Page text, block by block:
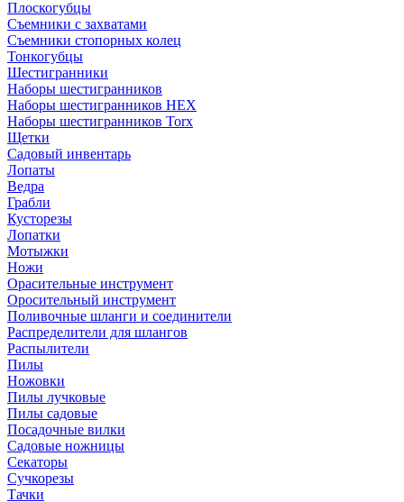
Плоскогубцы
Съемники с захватами
Съемники стопорных колец
Тонкогубцы
Шестигранники
Наборы шестигранников
Наборы шестигранников HEX
Наборы шестигранников Torx
Щетки
Садовый инвентарь
Лопаты
Ведра
Грабли
Кусторезы
Лопатки
Мотыжки
Ножи
Орасительные инструмент
Оросительный инструмент
Поливочные шланги и соединители
Распределители для шлангов
Распылители
Пилы
Ножовки
Пилы лучковые
Пилы садовые
Посадочные вилки
Садовые ножницы
Секаторы
Сучкорезы
Тачки